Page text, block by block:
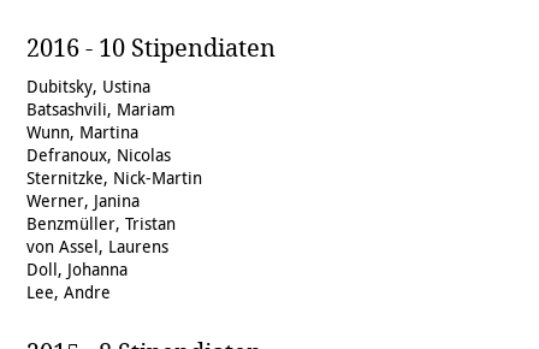
2016 - 10 Stipendiaten
Dubitsky, Ustina
Batsashvili, Mariam
Wunn, Martina
Defranoux, Nicolas
Sternitzke, Nick-Martin
Werner, Janina
Benzmüller, Tristan
von Assel, Laurens
Doll, Johanna
Lee, Andre